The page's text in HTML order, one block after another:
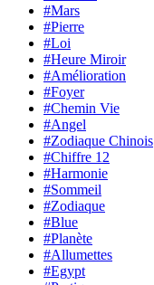
#Mars
#Pierre
#Loi
#Heure Miroir
#Amélioration
#Foyer
#Chemin Vie
#Angel
#Zodiaque Chinois
#Chiffre 12
#Harmonie
#Sommeil
#Zodiaque
#Blue
#Planète
#Allumettes
#Egypt